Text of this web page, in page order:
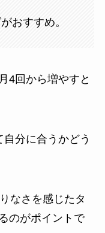
おすすめ。
4回から増やすと
分に合うかどう
なさを感じたタ
のがポイントで